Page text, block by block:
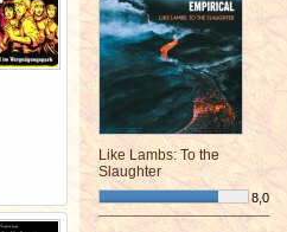
Like Lambs: To the
Slaughter
8,0
¯¯¯¯¯¯¯¯¯¯¯¯¯¯¯¯¯¯¯¯¯¯¯¯